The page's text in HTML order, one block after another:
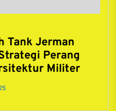
Tank Jerman
Perang
Militer